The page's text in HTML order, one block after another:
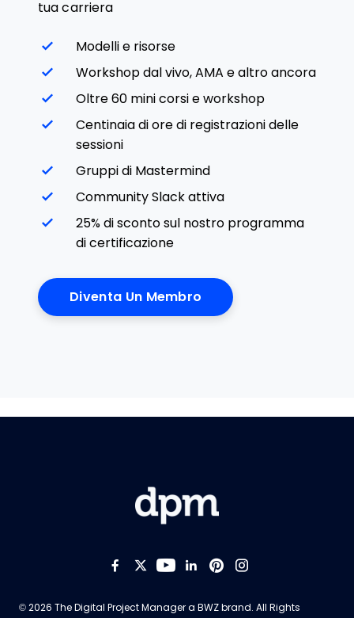
tua carriera
Modelli e risorse
Workshop dal vivo, AMA e altro ancora
Oltre 60 mini corsi e workshop
Centinaia di ore di registrazioni delle
sessioni
Gruppi di Mastermind
Community Slack attiva
25% di sconto sul nostro programma
di certificazione
Diventa Un Membro
Like us on Facebook
Follow us on Twitter
Follow us on
Add us on
Follow us on
Follow us
© 2026 The Digital Project Manager a BWZOpens new window
brand. All Rights